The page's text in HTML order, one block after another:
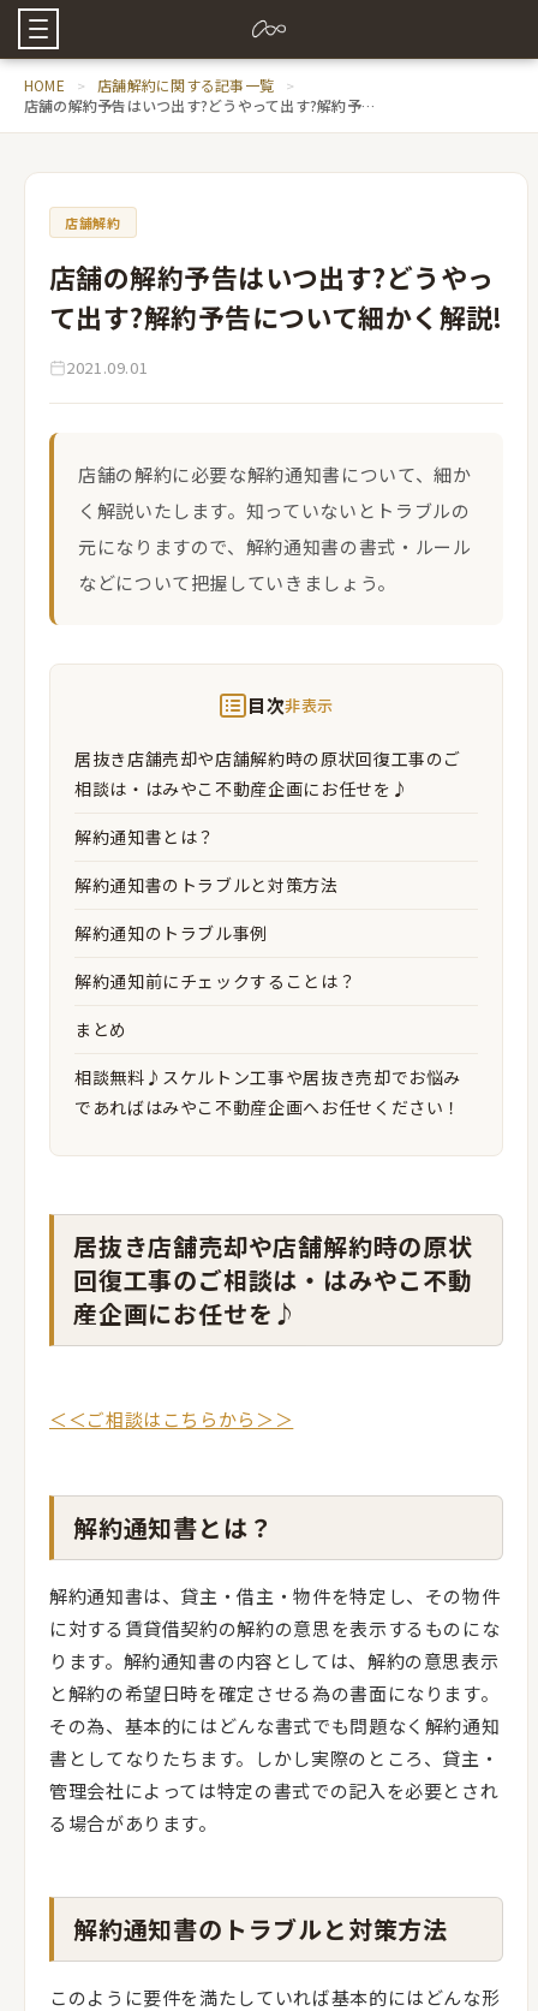
HOME
店舗解約に関する記事一覧
店舗の解約予告はいつ出す?どうやって出す?解約予告について細かく解説!
店舗解約
店舗の解約予告はいつ出す?どうやっ
て出す?解約予告について細かく解説!
2021.09.01
店舗の解約に必要な解約通知書について、細か
く解説いたします。知っていないとトラブルの
元になりますので、解約通知書の書式・ルール
などについて把握していきましょう。
目次非表示
居抜き店舗売却や店舗解約時の原状回復工事のご
相談は・はみやこ不動産企画にお任せを♪
解約通知書とは？
解約通知書のトラブルと対策方法
解約通知のトラブル事例
解約通知前にチェックすることは？
まとめ
相談無料♪スケルトン工事や居抜き売却でお悩み
であればはみやこ不動産企画へお任せください！
居抜き店舗売却や店舗解約時の原状
回復工事のご相談は・はみやこ不動
産企画にお任せを♪
＜＜ご相談はこちらから＞＞
解約通知書とは？
解約通知書は、貸主・借主・物件を特定し、その物件
に対する賃貸借契約の解約の意思を表示するものにな
ります。解約通知書の内容としては、解約の意思表示
と解約の希望日時を確定させる為の書面になります。
その為、基本的にはどんな書式でも問題なく解約通知
書としてなりたちます。しかし実際のところ、貸主・
管理会社によっては特定の書式での記入を必要とされ
る場合があります。
解約通知書のトラブルと対策方法
このように要件を満たしていれば基本的にはどんな形